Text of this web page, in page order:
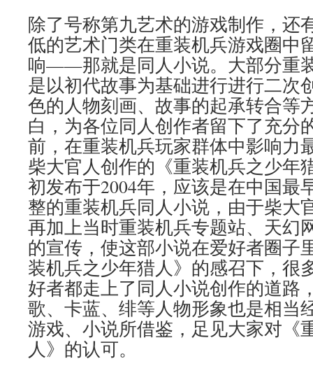
除了号称第九艺术的游戏制作，还
低的艺术门类在重装机兵游戏圈中
响——那就是同人小说。大部分重
是以初代故事为基础进行进行二次
色的人物刻画、故事的起承转合等
白，为各位同人创作者留下了充分
前，在重装机兵玩家群体中影响力
柴大官人创作的《重装机兵之少年
初发布于2004年，应该是在中国最
整的重装机兵同人小说，由于柴大
再加上当时重装机兵专题站、天幻
的宣传，使这部小说在爱好者圈子
装机兵之少年猎人》的感召下，很
好者都走上了同人小说创作的道路
歌、卡蓝、绯等人物形象也是相当
游戏、小说所借鉴，足见大家对《
人》的认可。